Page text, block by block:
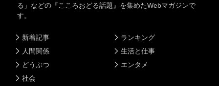
る」などの『こころおどる話題』を集めたWebマガジンで
す。
新着記事
人間関係
どうぶつ
社会
ランキング
生活と仕事
エンタメ